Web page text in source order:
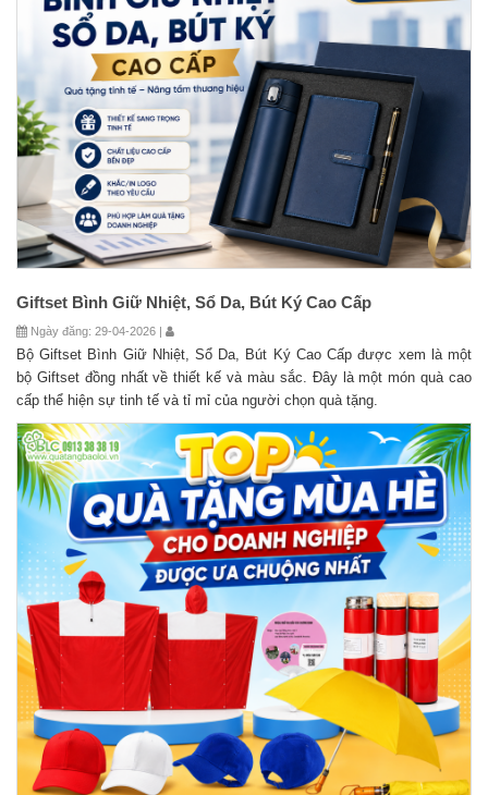
Giftset Bình Giữ Nhiệt, Sổ Da, Bút Ký Cao Cấp
Ngày đăng: 29-04-2026 |
Bộ Giftset Bình Giữ Nhiệt, Sổ Da, Bút Ký Cao Cấp được xem là một
bộ Giftset đồng nhất về thiết kế và màu sắc. Đây là một món quà cao
cấp thể hiện sự tinh tế và tỉ mỉ của người chọn quà tặng.